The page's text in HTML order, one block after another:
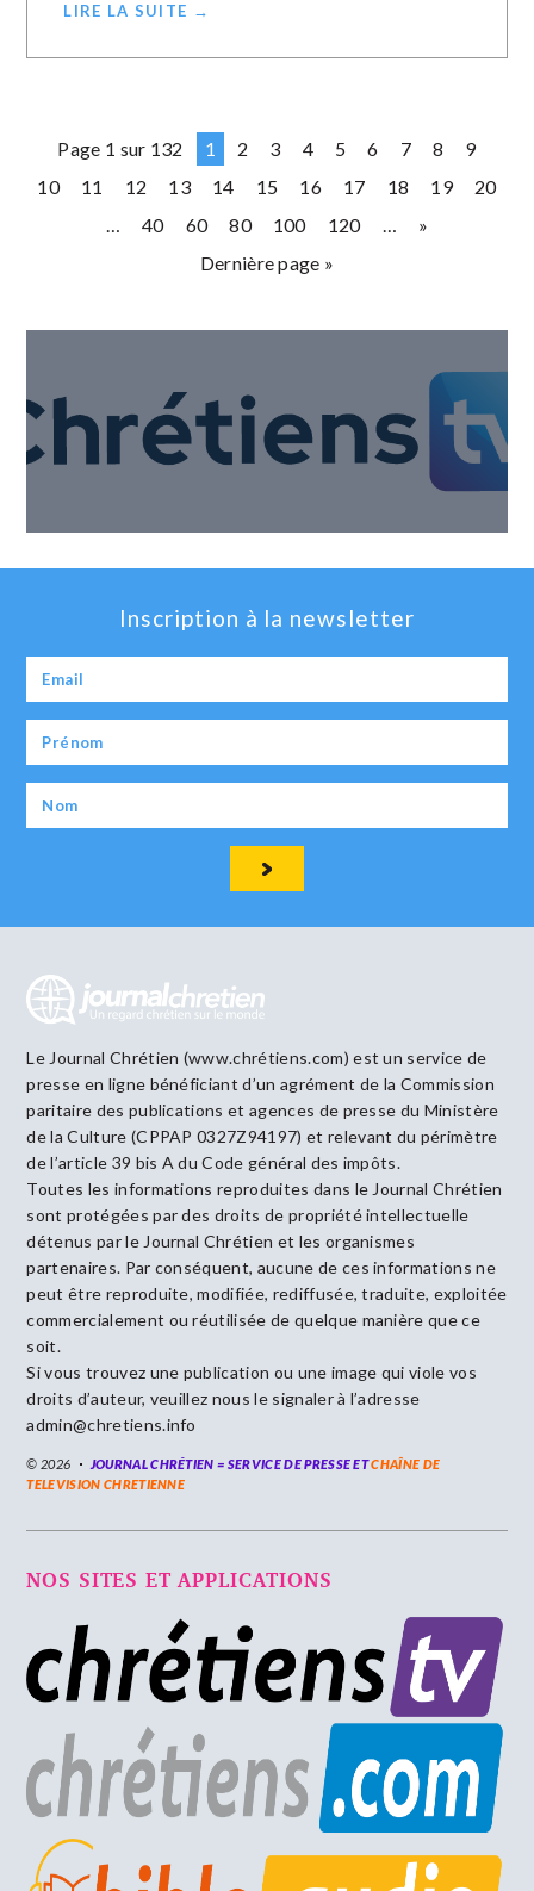
LIRE LA SUITE →
Page 1 sur 132 1 2 3 4 5 6 7 8
9
10
11 12 13 14 15 16 17 18 19
20
…
40 60 80 100 120 …
»
Dernière page »
Inscription à la newsletter
Le Journal Chrétien (www.chrétiens.com) est un service de
presse en ligne bénéficiant d’un agrément de la Commission
paritaire des publications et agences de presse du Ministère
de la Culture (CPPAP 0327Z94197) et relevant du périmètre
de l’article 39 bis A du Code général des impôts.
Toutes les informations reproduites dans le Journal Chrétien
sont protégées par des droits de propriété intellectuelle
détenus par le Journal Chrétien et les organismes
partenaires. Par conséquent, aucune de ces informations ne
peut être reproduite, modifiée, rediffusée, traduite, exploitée
commercialement ou réutilisée de quelque manière que ce
soit.
Si vous trouvez une publication ou une image qui viole vos
droits d’auteur, veuillez nous le signaler à l’adresse
admin@chretiens.info
© 2026 JOURNAL CHRÉTIEN = SERVICE DE PRESSE ETCHAÎNE DE
TELEVISION CHRETIENNE
NOS SITES ET APPLICATIONS